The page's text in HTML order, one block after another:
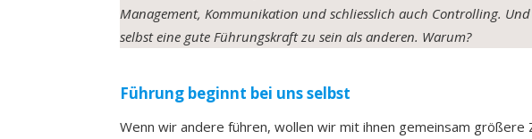
Management, Kommunikation und schliesslich auch Controlling.
selbst eine gute Führungskraft zu sein als anderen. Warum?
Führung beginnt bei uns selbst
Wenn wir andere führen, wollen wir mit ihnen gemeinsam größere